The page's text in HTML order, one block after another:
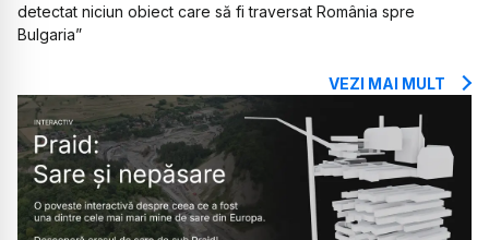
detectat niciun obiect care să fi traversat România spre
Bulgaria”
VEZI MAI MULT